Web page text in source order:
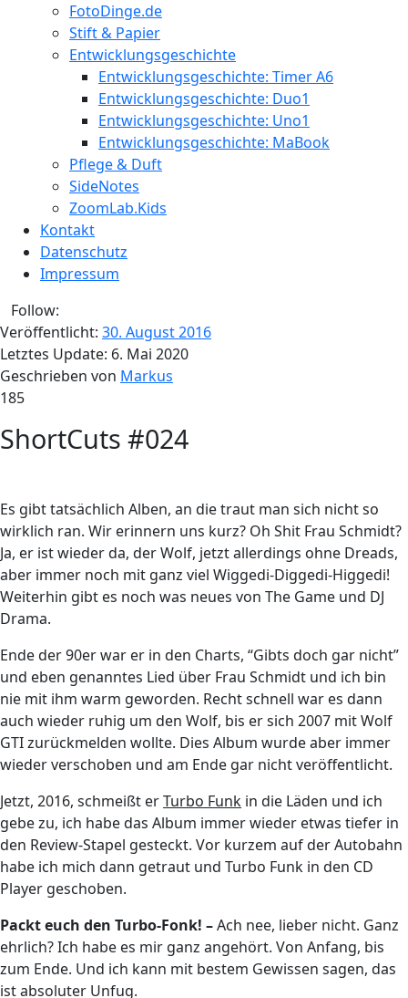
FotoDinge.de
Stift & Papier
Entwicklungsgeschichte
Entwicklungsgeschichte: Timer A6
Entwicklungsgeschichte: Duo1
Entwicklungsgeschichte: Uno1
Entwicklungsgeschichte: MaBook
Pflege & Duft
SideNotes
ZoomLab.Kids
Kontakt
Datenschutz
Impressum
Follow:
Veröffentlicht: 30. August 2016
Letztes Update: 6. Mai 2020
Geschrieben von Markus
185
ShortCuts #024
Es gibt tatsächlich Alben, an die traut man sich nicht so
wirklich ran. Wir erinnern uns kurz? Oh Shit Frau Schmidt?
Ja, er ist wieder da, der Wolf, jetzt allerdings ohne Dreads,
aber immer noch mit ganz viel Wiggedi-Diggedi-Higgedi!
Weiterhin gibt es noch was neues von The Game und DJ
Drama.
Ende der 90er war er in den Charts, “Gibts doch gar nicht”
und eben genanntes Lied über Frau Schmidt und ich bin
nie mit ihm warm geworden. Recht schnell war es dann
auch wieder ruhig um den Wolf, bis er sich 2007 mit Wolf
GTI zurückmelden wollte. Dies Album wurde aber immer
wieder verschoben und am Ende gar nicht veröffentlicht.
Jetzt, 2016, schmeißt erTurbo Funk in die Läden und ich
gebe zu, ich habe das Album immer wieder etwas tiefer in
den Review-Stapel gesteckt. Vor kurzem auf der Autobahn
habe ich mich dann getraut und Turbo Funk in den CD
Player geschoben.
Packt euch den Turbo-Fonk! –Ach nee, lieber nicht. Ganz
ehrlich? Ich habe es mir ganz angehört. Von Anfang, bis
zum Ende. Und ich kann mit bestem Gewissen sagen, das
ist absoluter Unfug.